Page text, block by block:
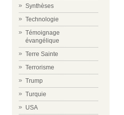
Synthèses
Technologie
Témoignage
évangélique
Terre Sainte
Terrorisme
Trump
Turquie
USA